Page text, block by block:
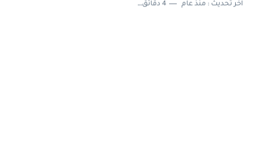
اخر تحديث :منذ عام 4 دقائق للقراءة